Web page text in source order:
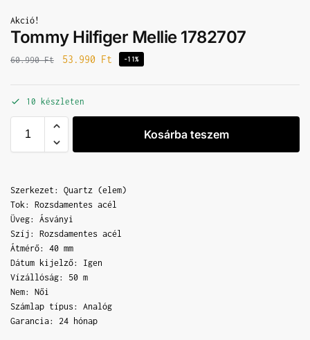
Akció!
Tommy Hilfiger Mellie 1782707
60.990Ft 53.990 Ft -11%
10 készleten
Kosárba teszem
Szerkezet: Quartz (elem)
Tok: Rozsdamentes acél
Üveg: Ásványi
Szíj: Rozsdamentes acél
Átmérő: 40 mm
Dátum kijelző: Igen
Vízállóság: 50 m
Nem: Női
Számlap típus: Analóg
Garancia: 24 hónap